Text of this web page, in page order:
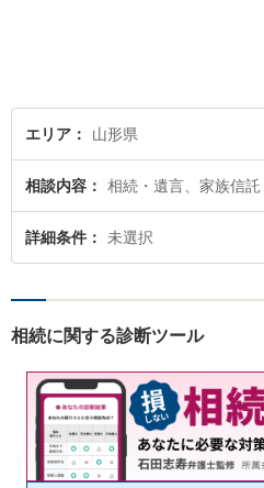
エリア 山形県
相談内容 相続・遺言、家族信託
詳細条件 未選択
相続に関する診断ツール